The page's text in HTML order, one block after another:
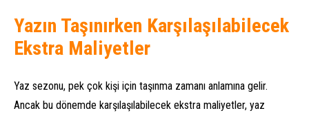
Yazın Taşınırken Karşılaşılabilecek
Ekstra Maliyetler
Yaz sezonu, pek çok kişi için taşınma zamanı anlamına gelir.
Ancak bu dönemde karşılaşılabilecek ekstra maliyetler, yaz